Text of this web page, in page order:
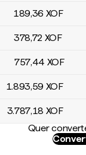
189,36 XOF
378,72 XOF
757,44 XOF
1.893,59 XOF
3.787,18 XOF
Quer